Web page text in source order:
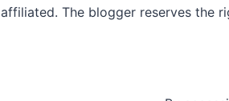
affiliated. The blogger reserves the